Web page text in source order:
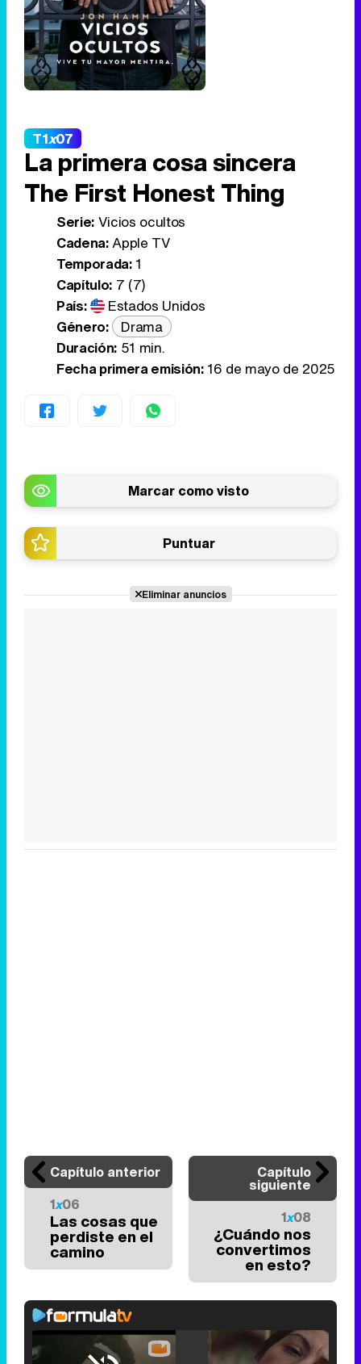
T1x07
La primera cosa sincera
The First Honest Thing
Serie:Vicios ocultos
Cadena:Apple TV
Temporada:1
Capítulo:7 (7)
País:
Estados Unidos
Género:
Drama
Duración:51 min.
Fecha primera emisión:16 de mayo de 2025
Marcar como visto
Puntuar
Eliminar anuncios
Capítulo anterior
1x06
Las cosas que
perdiste en el
camino
Capítulo
siguiente
1x08
¿Cuándo nos
convertimos
en esto?